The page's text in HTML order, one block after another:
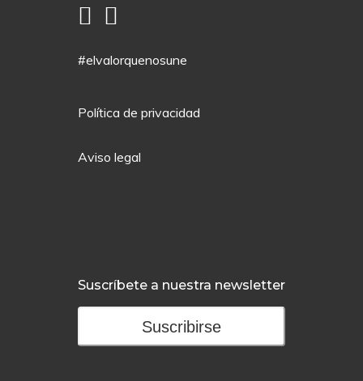
#elvalorquenosune
Política de privacidad
Aviso legal
Suscríbete a nuestra newsletter
Suscribirse